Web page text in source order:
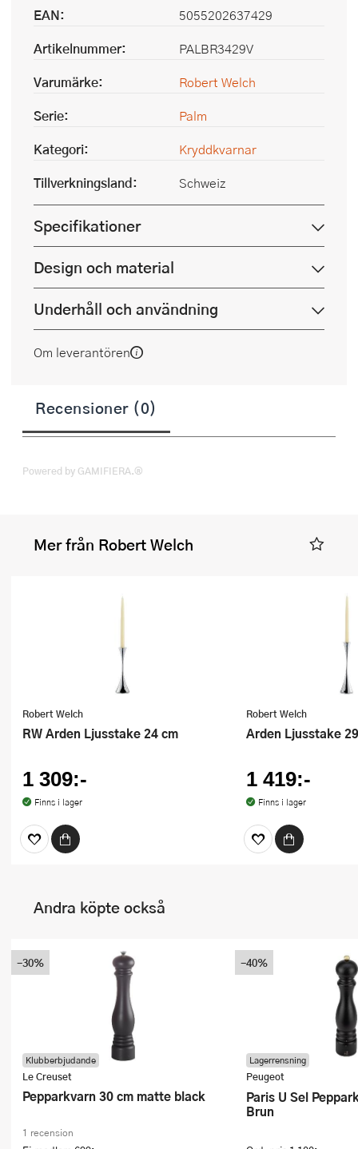
EAN:
5055202637429
Artikelnummer:
PALBR3429V
Varumärke:
Robert Welch
Serie:
Palm
Kategori:
Kryddkvarnar
Tillverkningsland:
Schweiz
Specifikationer
Design och material
Underhåll och användning
Om leverantören
Recensioner (0)
Powered by GAMIFIERA.®
Mer från Robert Welch
Robert Welch
RW Arden Ljusstake 24 cm
1 309:-
Finns i lager
Robert Welch
Arden Ljusstake
1 419:-
Finns i lager
Andra köpte också
Klubberbjudande
Le Creuset
Pepparkvarn 30 cm matte black
1 recension
-30%
Lagerrensning
Peugeot
Paris U Sel Pepparkvarn 30 cm
Brun
-40%